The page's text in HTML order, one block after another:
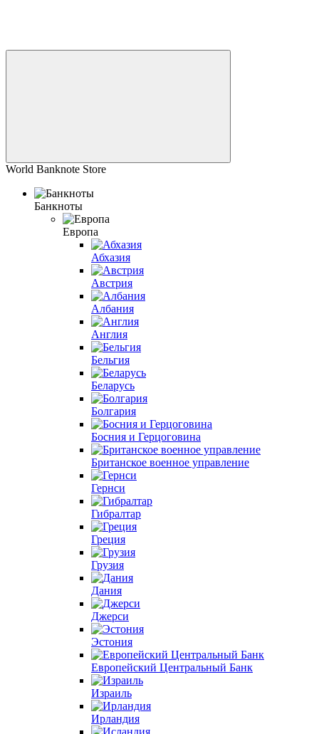
World Banknote Store
Банкноты
Европа
Абхазия
Австрия
Албания
Англия
Бельгия
Беларусь
Болгария
Босния и Герцоговина
Британское военное управление
Гернси
Гибралтар
Греция
Грузия
Дания
Джерси
Эстония
Европейский Центральный Банк
Израиль
Ирландия